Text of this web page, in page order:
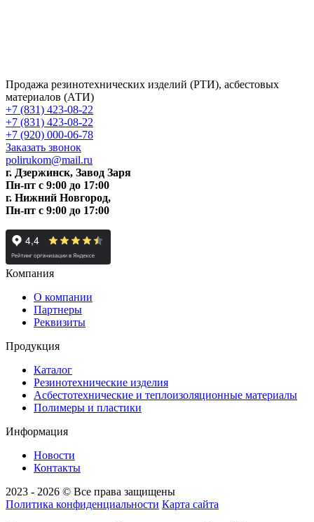
Продажа резинотехнических изделий (РТИ), асбестовых
материалов (АТИ)
+7 (831) 423-08-22
+7 (831) 423-08-22
+7 (920) 000-06-78
Заказать звонок
polirukom@mail.ru
г. Дзержинск, Завод Заря
Пн-пт c 9:00 до 17:00
г. Нижний Новгород,
Пн-пт c 9:00 до 17:00
Компания
О компании
Партнеры
Реквизиты
Продукция
Каталог
Резинотехнические изделия
Асбестотехнические и теплоизоляционные материалы
Полимеры и пластики
Информация
Новости
Контакты
2023 - 2026 © Все права защищены
Политика конфиденциальности Карта сайта